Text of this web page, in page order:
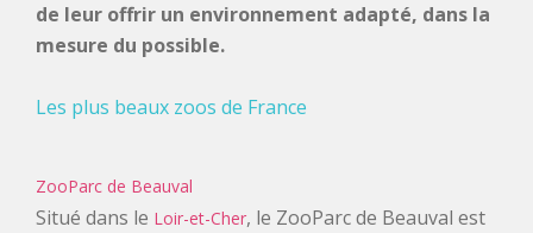
BASTIDES
OENOTOURISME
CIRCUITS
&
de leur offrir un environnement adapté, dans la
mesure du possible.
Les plus beaux zoos de France
ZooParc de Beauval
Situé dans le Loir-et-Cher, le ZooParc de Beauval est